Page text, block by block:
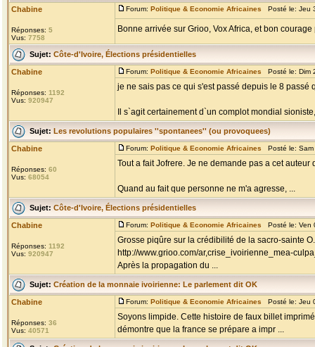
Chabine
Réponses: 5
Vus: 7758
Forum: Politique & Economie Africaines Posté le: Jeu
Bonne arrivée sur Grioo, Vox Africa, et bon
Sujet: Côte-d'Ivoire, Élections présidentielles
Chabine
Réponses: 1192
Vus: 920947
Forum: Politique & Economie Africaines Posté le: Dim
je ne sais pas ce qui s'est passé depuis le 8 passé
Il s`agit certainement d`un complot mondial
Sujet: Les revolutions populaires ''spontanees'' (ou provoquees)
Chabine
Réponses: 60
Vus: 68054
Forum: Politique & Economie Africaines Posté le:
Tout a fait Jofrere. Je ne demande pas a cet
Quand au fait que personne ne m'a agresse, ...
Sujet: Côte-d'Ivoire, Élections présidentielles
Chabine
Réponses: 1192
Vus: 920947
Forum: Politique & Economie Africaines Posté le: Ven
Grosse piqûre sur la crédibilité de la sacro-sainte
http://www.grioo.com/ar,crise_ivoirienne_mea-
Après la propagation du ...
Sujet: Création de la monnaie ivoirienne: Le parlement dit OK
Chabine
Réponses: 36
Vus: 40571
Forum: Politique & Economie Africaines Posté le: Jeu
Soyons limpide. Cette histoire de faux billet
démontre que la france se prépare a impr ...